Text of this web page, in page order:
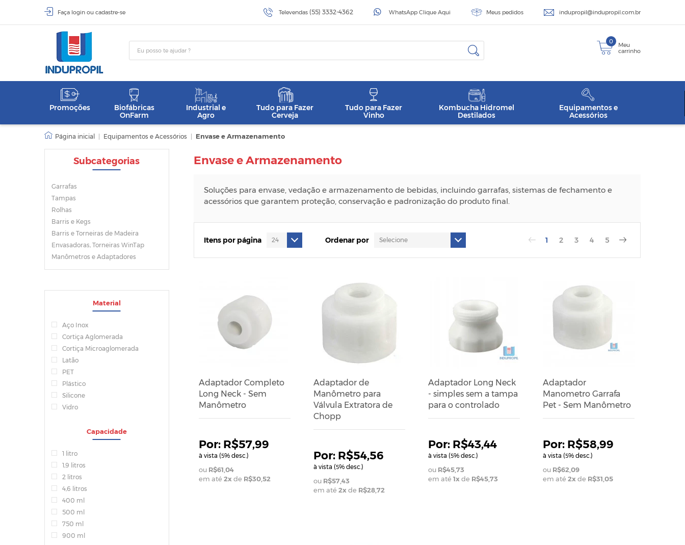
Faça login ou cadastre-se Televendas (55) 3332-4362 WhatsApp Clique Aqui Meus pedidos indupropil@indupropil.com.br
0
Meu
carrinho
Promoções
Biofábricas
OnFarm
Industrial e
Agro
Tudo para Fazer
Cerveja
Tudo para Fazer
Vinho
Kombucha Hidromel
Destilados
Equipamentos e
Acessórios
Equipamentos e Acessórios Envase e Armazenamento
Subcategorias
Garrafas
Tampas
Rolhas
Barris e Kegs
Barris e Torneiras de Madeira
Envasadoras, Torneiras WinTap
Manômetros e Adaptadores
Material
Aço Inox
Cortiça Aglomerada
Cortiça Microaglomerada
Latão
PET
Plástico
Silicone
Vidro
Capacidade
1 litro
1,9 litros
2 litros
4,6 litros
400 ml
500 ml
750 ml
900 ml
Envase e Armazenamento
Soluções para envase, vedação e armazenamento de bebidas, incluindo garrafas, sistemas de fechamento e
acessórios que garantem proteção, conservação e padronização do produto final.
Itens por página Ordenar por 1 2 3 4 5
Adaptador Completo
Long Neck - Sem
Manômetro
R$57,99
à vista (5% desc.)
R$61,04
em até 2x de R$30,52
Adaptador de
Manômetro para
Válvula Extratora de
Chopp
R$54,56
à vista (5% desc.)
R$57,43
em até 2x de R$28,72
Adaptador Long Neck
- simples sem a tampa
para o controlado
R$43,44
à vista (5% desc.)
R$45,73
em até 1x de R$45,73
Adaptador
Manometro Garrafa
Pet - Sem Manômetro
R$58,99
à vista (5% desc.)
R$62,09
em até 2x de R$31,05